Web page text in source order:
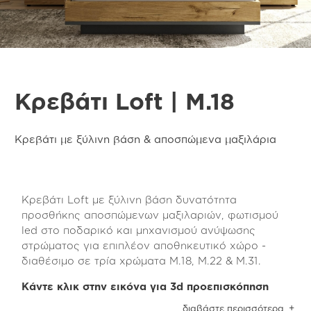
Κρεβάτι Loft | M.18
Κρεβάτι με ξύλινη βάση & αποσπώμενα μαξιλάρια
Κρεβάτι Loft με ξύλινη βάση δυνατότητα
προσθήκης αποσπώμενων μαξιλαριών, φωτισμού
led στο ποδαρικό και μηχανισμού ανύψωσης
στρώματος για επιπλέον αποθηκευτικό χώρο -
διαθέσιμο σε τρία χρώματα Μ.18, Μ.22 & Μ.31.
Κάντε κλικ στην εικόνα για 3d προεπισκόπηση
Το κρεβάτι Loft | Μ.18 είναι κατασκευασμένο από
διαβάστε περισσότερα